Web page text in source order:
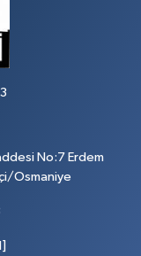
No:7 Erdem
Osmaniye